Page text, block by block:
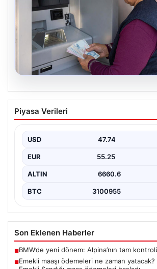
Emekli maaşı ödemeleri ne
yatacak? SGK, Bağ-Kur, Emekli
Piyasa Verileri
USD 47.74
EUR 55.25
ALTIN 6660.6
BTC 3100955
Son Eklenen Haberler
■BMW’de yeni dönem: Alpina’nın tam
■Emekli maaşı ödemeleri ne zaman yatacak?